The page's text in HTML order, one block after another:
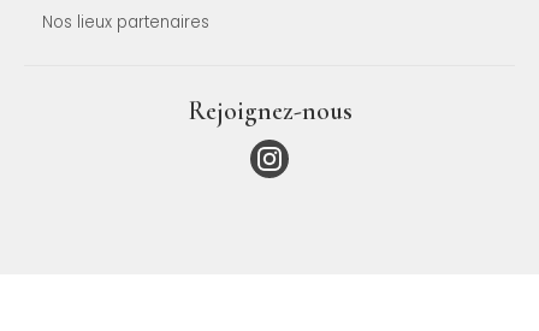
Nos lieux partenaires
Rejoignez-nous